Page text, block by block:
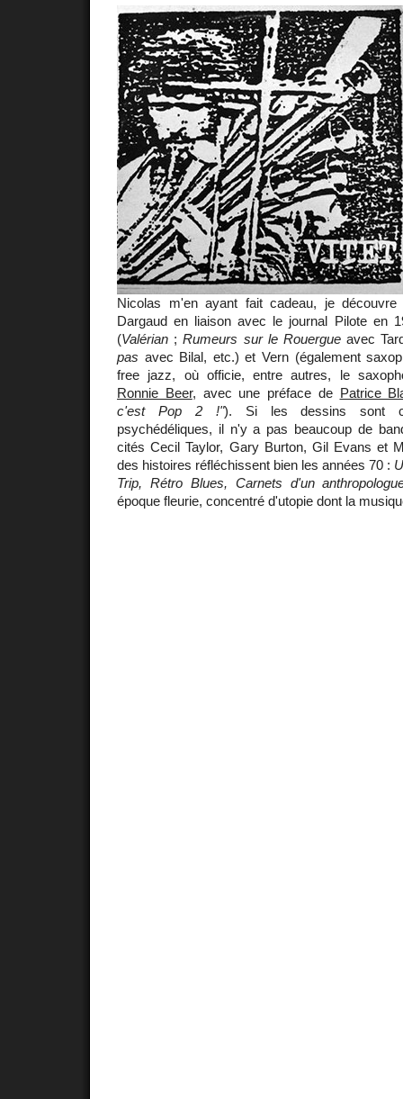
Nicolas m'en ayant fait cadeau, je
Dargaud en liaison avec le journal Pilote en
(Valérian ;Rumeurs sur le Rouergueavec
pas avec Bilal, etc.) et Vern (également
free jazz, où officie, entre autres, le
Ronnie Beer, avec une préface de Patrice
c'est Pop 2 !"). Si les dessins sont
psychédéliques, il n'y a pas beaucoup de
cités Cecil Taylor, Gary Burton, Gil Evans et
des histoires réfléchissent bien les années 70 :
Trip, Rétro Blues, Carnets d'un
époque fleurie, concentré d'utopie dont la